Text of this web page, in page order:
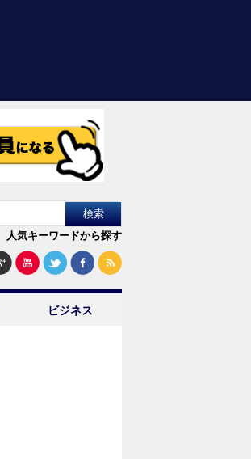
人気キーワードから探す
ビジネス